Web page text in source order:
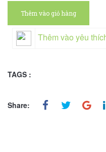
Thêm vào giỏ hàng
Thêm vào yêu
TAGS :
Share: